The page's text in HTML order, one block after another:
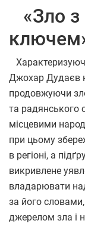
«Зло з
к
Джохар Дудаєв
продовжуючи
та радянського
місцевими
при цьому
в регіоні, а
викривлене
владарювати
за його
джерелом зла і